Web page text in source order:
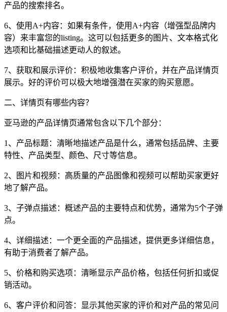
产品的搜索排名。
6、使用A+内容：如果有条件，使用A+内容（增强型品牌内
容）来丰富您的listing。这可以包括更多的图片、文本格式化
选项和比基础描述更动人的叙述。
7、获取和展示评价：积极地收集客户评价，并在产品详情页
展示。好的评价可以极大地增强潜在买家的购买意愿。
二、详情页有哪些内容？
亚马逊的产品详情页通常包含以下几个部分：
1、产品标题：清晰地描述产品是什么，通常包括品牌、主要
特性、产品类型、颜色、尺寸等信息。
2、图片和视频：高质量的产品图像和视频可以帮助买家更好
地了解产品。
3、子弹点描述：概述产品的主要特点和优势，通常为5个子弹
点。
4、详细描述：一个更全面的产品描述，提供更多详细信息，
有助于消费者了解产品。
5、价格和购买选项：清晰显示产品价格，包括任何折扣或促
销活动。
6、客户评价和问答：显示其他买家的评价和对产品的常见问